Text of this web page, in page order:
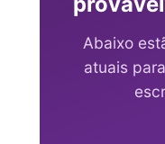
Abaixo
atuais